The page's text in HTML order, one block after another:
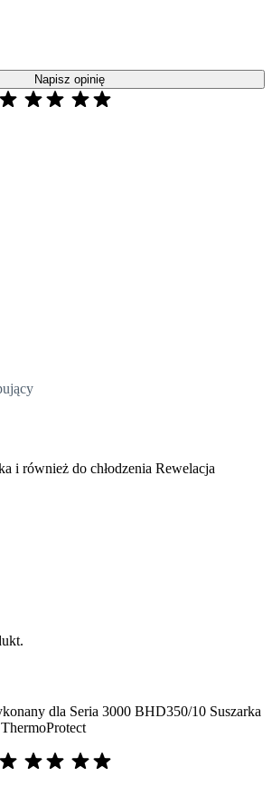
Napisz opinię
i również do chłodzenia Rewelacja
dla Seria 3000 BHD350/10 Suszarka